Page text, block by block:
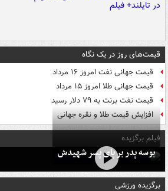
قیمت‌های روز در یک نگاه
قیمت جهانی نفت امروز ۱۶ مرداد
قیمت جهانی طلا امروز ۱۵ مرداد
قیمت نفت برنت به ۷۹ دلار رسید
افزایش قیمت طلا و نقره جهانی
فیلم برگزیده
بوسه‌ پدر بر پای پسر شهیدش
برگزیده ورزشی